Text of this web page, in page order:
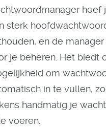
hoef
sterk
en de
je beheren. Het biedt
om
in te vullen,
handmatig je
voeren.